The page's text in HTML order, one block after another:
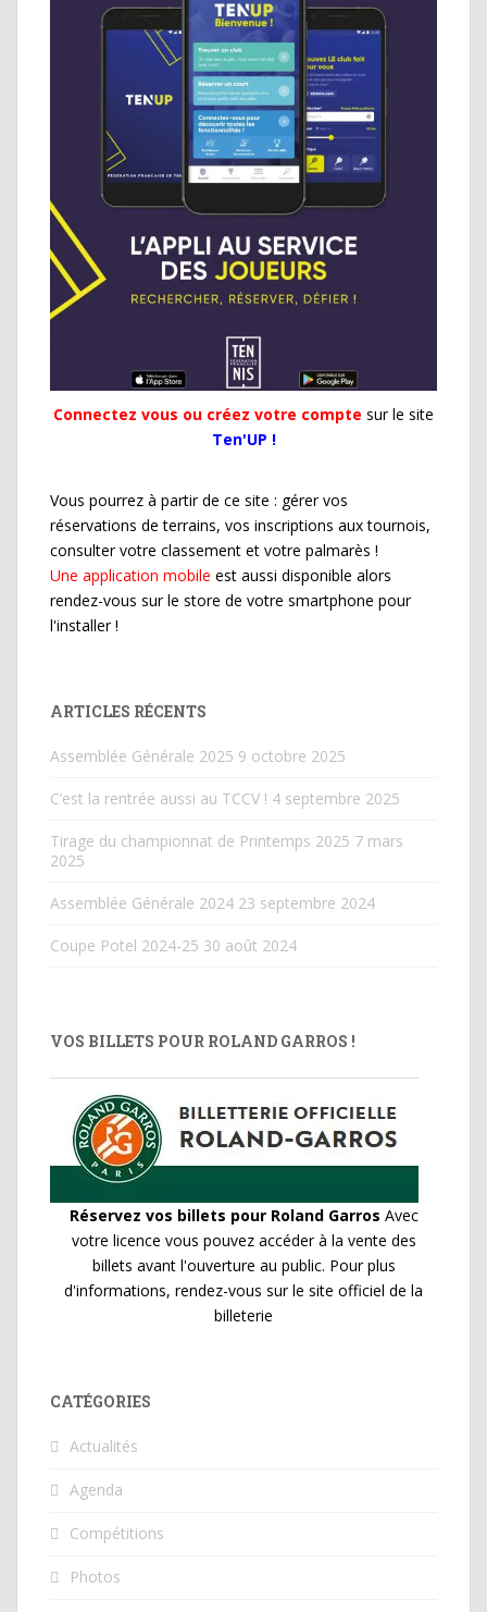
Connectez vous ou créez votre compte sur le site
Ten'UP !
Vous pourrez à partir de ce site : gérer vos
réservations de terrains, vos inscriptions aux tournois,
consulter votre classement et votre palmarès !
Une application mobile est aussi disponible alors
rendez-vous sur le store de votre smartphone pour
l'installer !
ARTICLES RÉCENTS
Assemblée Générale 2025 9 octobre 2025
C’est la rentrée aussi au TCCV ! 4 septembre 2025
Tirage du championnat de Printemps 2025 7 mars
2025
Assemblée Générale 2024 23 septembre 2024
Coupe Potel 2024-25 30 août 2024
VOS BILLETS POUR ROLAND GARROS !
Réservez vos billets pour Roland Garros Avec
votre licence vous pouvez accéder à la vente des
billets avant l'ouverture au public. Pour plus
d'informations, rendez-vous sur le site officiel de la
billeterie
CATÉGORIES
Actualités
Agenda
Compétitions
Photos